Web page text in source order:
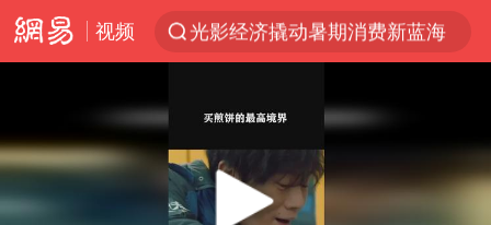
视频
郑丽文：台湾从来没有“独立”过
茅台部分直营店飞天茅台提价
白海豚将正面袭击贯穿浙江
情侣平潭拍日出坠崖1死1伤